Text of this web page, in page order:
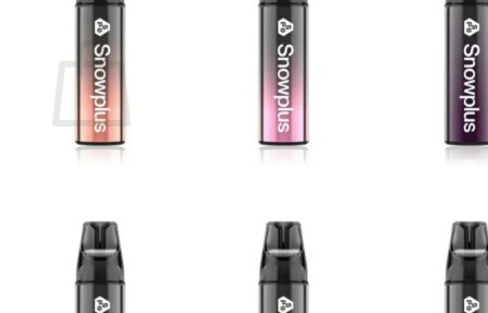
お買い物カゴ
お買い物カゴに商品がありません。